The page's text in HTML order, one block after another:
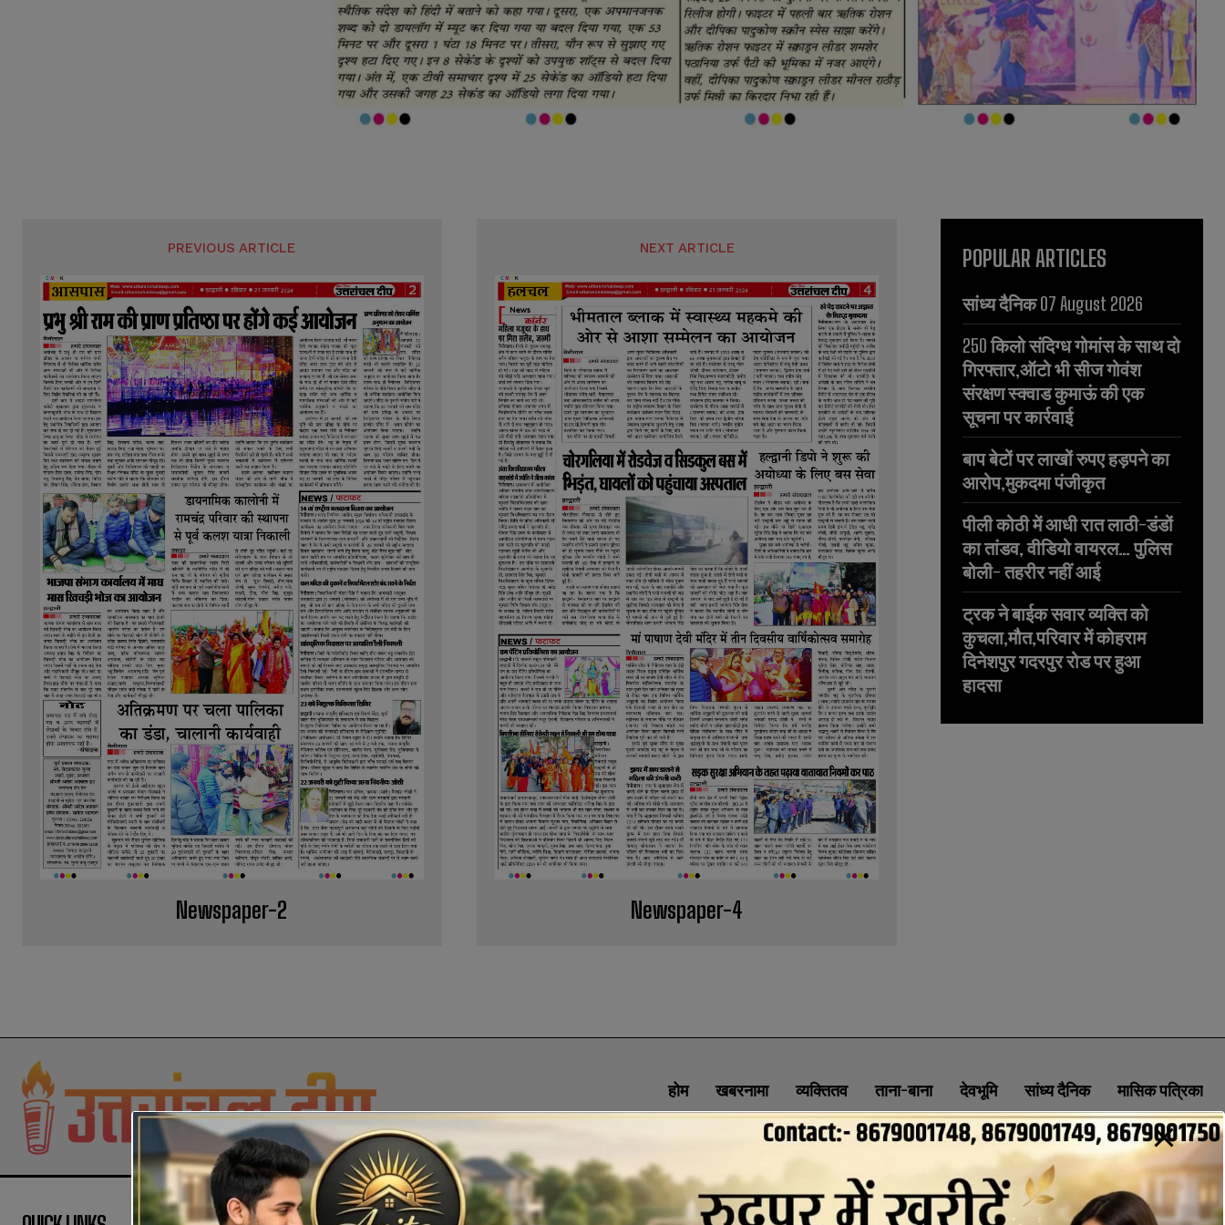
PREVIOUS ARTICLE
Newspaper-2
NEXT ARTICLE
Newspaper-4
POPULAR ARTICLES
सांध्य दैनिक 07 August 2026
250 किलो संदिग्ध गोमांस के साथ दो
गिरफ्तार,ऑटो भी सीज गोवंश
संरक्षण स्क्वाड कुमाऊं की एक
सूचना पर कार्रवाई
बाप बेटों पर लाखों रुपए हड़पने का
आरोप,मुकदमा पंजीकृत
पीली कोठी में आधी रात लाठी-डंडों
का तांडव, वीडियो वायरल… पुलिस
बोली- तहरीर नहीं आई
ट्रक ने बाईक सवार व्यक्ति को
कुचला,मौत,परिवार में कोहराम
दिनेशपुर गदरपुर रोड पर हुआ
हादसा
होम खबरनामा व्यक्तितव ताना-बाना देवभूमि सांध्य दैनिक मासिक पत्रिका
ABOUT CONTACT PRIVACY POLICY NEWSLETTER